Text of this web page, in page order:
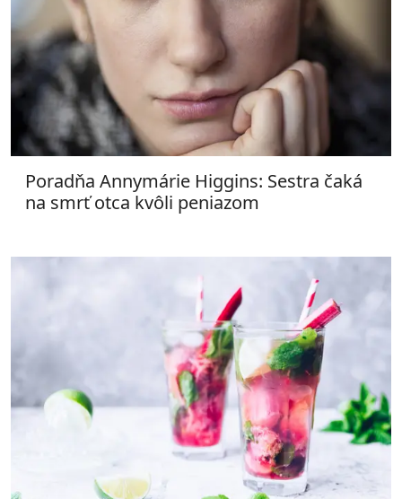
Poradňa Annymárie Higgins: Sestra čaká
na smrť otca kvôli peniazom